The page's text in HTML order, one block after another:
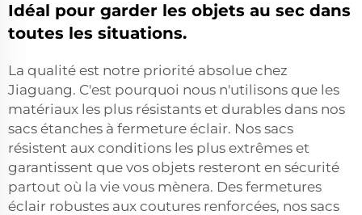
Idéal pour garder les objets au sec dans
toutes les situations.
La qualité est notre priorité absolue chez
Jiaguang. C'est pourquoi nous n'utilisons que les
matériaux les plus résistants et durables dans nos
sacs étanches à fermeture éclair. Nos sacs
résistent aux conditions les plus extrêmes et
garantissent que vos objets resteront en sécurité
partout où la vie vous mènera. Des fermetures
éclair robustes aux coutures renforcées, nos sacs